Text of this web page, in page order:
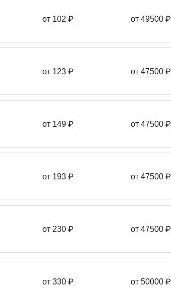
от 102 ₽ от 49500 ₽
от 123 ₽ от 47500 ₽
от 149 ₽ от 47500 ₽
от 193 ₽ от 47500₽
от 230 ₽ от 47500₽
от 330 ₽ от 50000₽